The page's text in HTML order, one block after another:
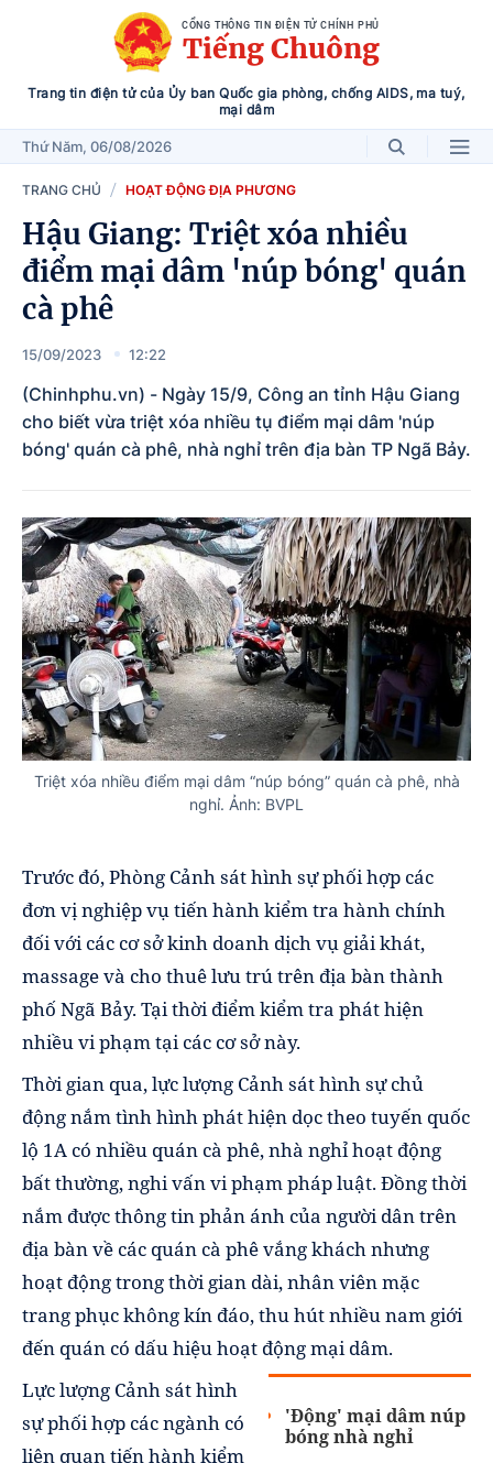
CỔNG THÔNG TIN ĐIỆN TỬ CHÍNH PHỦ
Tiếng Chuông
Trang tin điện tử của Ủy ban Quốc gia phòng, chống AIDS, ma tuý,
mại dâm
Thứ Năm, 06/08/2026
TRANG CHỦ HOẠT ĐỘNG ĐỊA PHƯƠNG
Hậu Giang: Triệt xóa nhiều
điểm mại dâm 'núp bóng' quán
cà phê
15/09/2023 12:22
(Chinhphu.vn) - Ngày 15/9, Công an tỉnh Hậu Giang
cho biết vừa triệt xóa nhiều tụ điểm mại dâm 'núp
bóng' quán cà phê, nhà nghỉ trên địa bàn TP Ngã Bảy.
Triệt xóa nhiều điểm mại dâm “núp bóng” quán cà phê, nhà
nghỉ. Ảnh: BVPL
Trước đó, Phòng Cảnh sát hình sự phối hợp các
đơn vị nghiệp vụ tiến hành kiểm tra hành chính
đối với các cơ sở kinh doanh dịch vụ giải khát,
massage và cho thuê lưu trú trên địa bàn thành
phố Ngã Bảy. Tại thời điểm kiểm tra phát hiện
nhiều vi phạm tại các cơ sở này.
Thời gian qua, lực lượng Cảnh sát hình sự chủ
động nắm tình hình phát hiện dọc theo tuyến quốc
lộ 1A có nhiều quán cà phê, nhà nghỉ hoạt động
bất thường, nghi vấn vi phạm pháp luật. Đồng thời
nắm được thông tin phản ánh của người dân trên
địa bàn về các quán cà phê vắng khách nhưng
hoạt động trong thời gian dài, nhân viên mặc
trang phục không kín đáo, thu hút nhiều nam giới
đến quán có dấu hiệu hoạt động mại dâm.
'Động' mại dâm núp
bóng nhà nghỉ
Lực lượng Cảnh sát hình
sự phối hợp các ngành có
liên quan tiến hành kiểm